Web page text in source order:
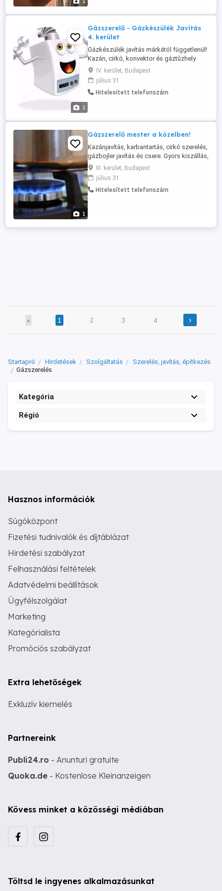
1
Gázszerelő - Gázkészülék Javítás
4. kerület
Gázkészülék javítás márkától függetlenül!
Kazán, cirkó, konvektor és gáztűzhely
készülék javítás, fűtésszerelést és
karbantartást. Valamint Új és használt
gázkészülék beüzemelést garanciával!
Rövid határidővel, kedvező áron! Bővebb
IV. kerület, Budapest
július 31
Hitelesített telefonszám
1
Gázszerelő mester a közelben!
Kazánjavítás, karbantartás, cirkó szerelés,
gázbojler javítás és csere. Gyors kiszállás,
korrekt árak, garancia minden munkára.
Fontos a biztonság és a megbízható
megoldás, hívjon bátran! Tel: 06 20 415 83
01
III. kerület, Budapest
július 31
Hitelesített telefonszám
‹ 1 2 3 4 ›
Startapró Hirdetések Szolgáltatás
Szerelés, javítás, építkezés
Gázszerelés
Kategória
Régió
Hasznos információk
Súgóközpont
Fizetési tudnivalók és díjtáblázat
Hirdetési szabályzat
Felhasználási feltételek
Adatvédelmi beállítások
Ügyfélszolgálat
Marketing
Kategórialista
Promóciós szabályzat
Extra lehetőségek
Exkluzív kiemelés
Partnereink
Publi24.ro - Anunturi gratuite
Quoka.de - Kostenlose Kleinanzeigen
Kövess minket a közösségi médiában
Töltsd le ingyenes alkalmazásunkat